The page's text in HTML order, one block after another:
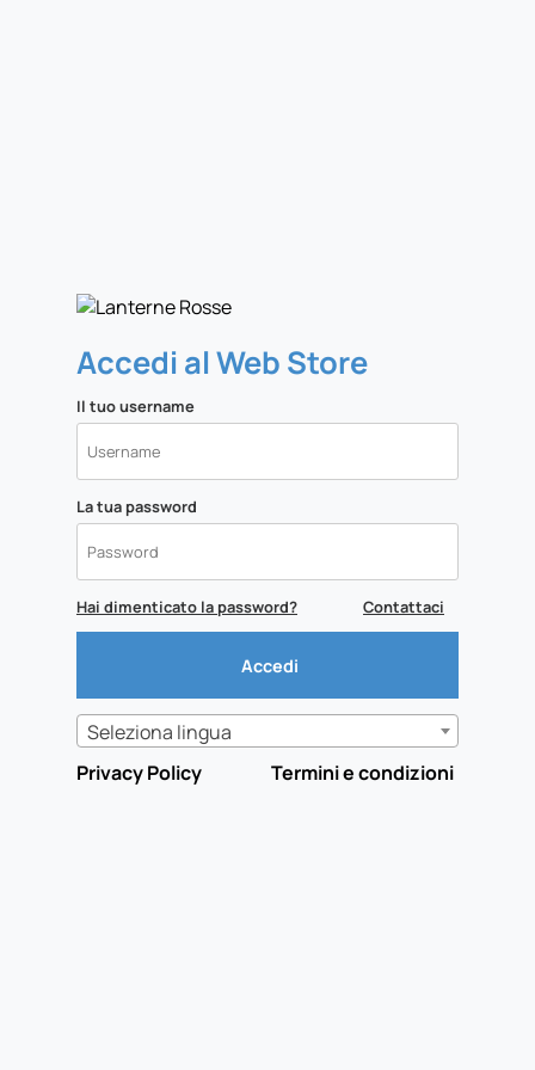
Accedi al Web Store
Il tuo username
La tua password
Hai dimenticato la password? Contattaci
Seleziona lingua
Privacy Policy
Termini e condizioni